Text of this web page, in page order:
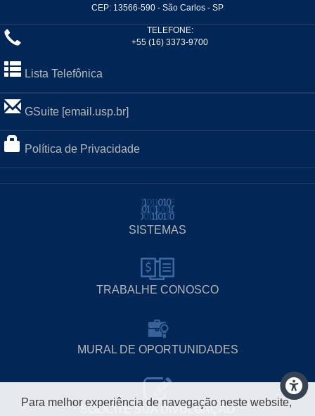
CEP: 13566-590 - São Carlos - SP
TELEFONE:
+55 (16) 3373-9700
Lista Telefônica
GSuite [email.usp.br]
Política de Privacidade
SISTEMAS
TRABALHE CONOSCO
MURAL DE OPORTUNIDADES
SOLICITE SUA DIVULGAÇÃO
Para melhor experiência de navegação neste website,